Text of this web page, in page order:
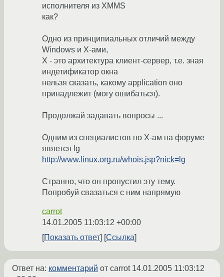
исполнителя из XMMS
как?
Одно из принципиальных отличий между
Windows и Х-ами,
Х - это архитектура клиент-сервер, т.е. зная
индетификатор окна
нельзя сказать, какому application оно
принадлежит (могу ошибаться).
Продолжай задавать вопросы ...
Одним из специалистов по Х-ам на форуме
явяется lg
http://www.linux.org.ru/whois.jsp?nick=lg
Странно, что он пропустил эту тему.
Попробуй свазаться с ним напрямую
carrot
14.01.2005 11:03:12 +00:00
Показать ответ
Ссылка
Ответ на: комментарий от carrot 14.01.2005 11:03:12